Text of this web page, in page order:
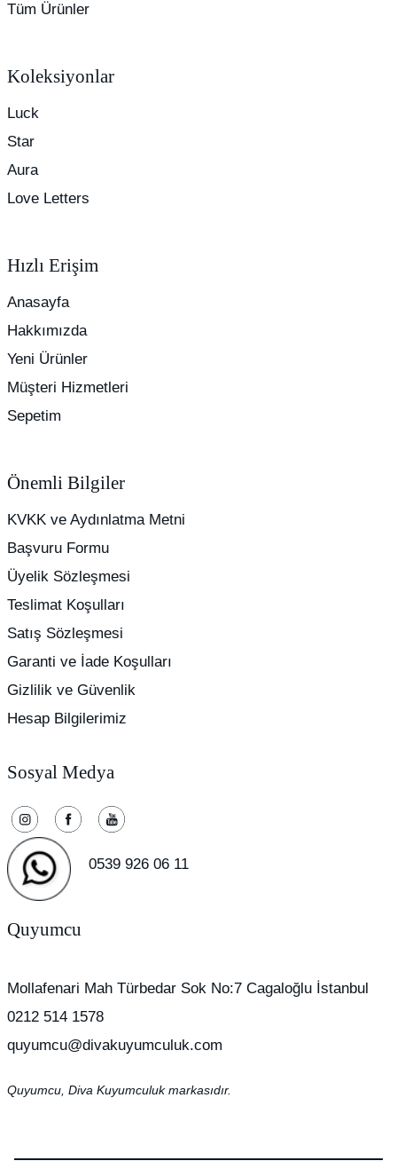
Tüm Ürünler
Koleksiyonlar
Luck
Star
Aura
Love Letters
Hızlı Erişim
Anasayfa
Hakkımızda
Yeni Ürünler
Müşteri Hizmetleri
Sepetim
Önemli Bilgiler
KVKK ve Aydınlatma Metni
Başvuru Formu
Üyelik Sözleşmesi
Teslimat Koşulları
Satış Sözleşmesi
Garanti ve İade Koşulları
Gizlilik ve Güvenlik
Hesap Bilgilerimiz
Sosyal Medya
0539 926 06 11
Quyumcu
Mollafenari Mah Türbedar Sok No:7 Cagaloğlu İstanbul
0212 514 1578
quyumcu@divakuyumculuk.com
Quyumcu, Diva Kuyumculuk markasıdır.